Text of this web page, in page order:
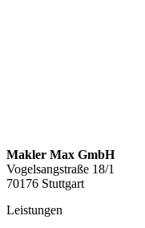
Makler Max GmbH
Vogelsangstraße 18/1
70176 Stuttgart
Leistungen